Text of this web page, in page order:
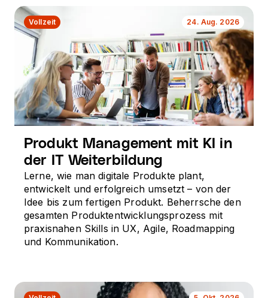
24. Aug. 2026
Vollzeit
Produkt Management mit KI in
der IT Weiterbildung
Lerne, wie man digitale Produkte plant,
entwickelt und erfolgreich umsetzt – von der
Idee bis zum fertigen Produkt. Beherrsche den
gesamten Produktentwicklungsprozess mit
praxisnahen Skills in UX, Agile, Roadmapping
und Kommunikation.